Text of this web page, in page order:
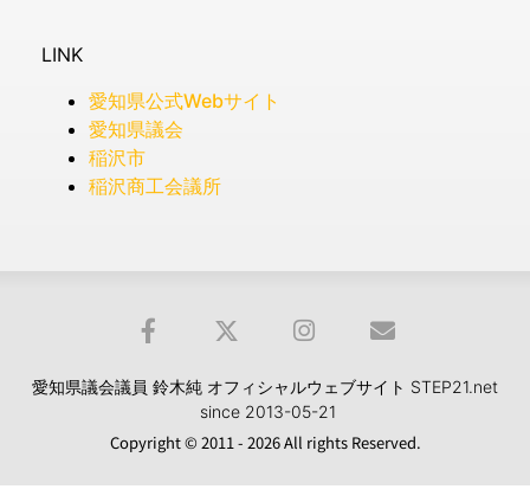
LINK
愛知県公式Webサイト
愛知県議会
稲沢市
稲沢商工会議所
愛知県議会議員 鈴木純 オフィシャルウェブサイト STEP21.net
since 2013-05-21
Copyright © 2011 - 2026 All rights Reserved.